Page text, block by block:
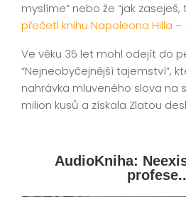
myslíme” nebo že “jak zaseješ,
přečetl knihu Napoleona Hilla
Ve věku 35 let mohl odejít do
“Nejneobyčejnější tajemství”,
nahrávka mluveného slova na
milion kusů a získala Zlatou
AudioKniha: